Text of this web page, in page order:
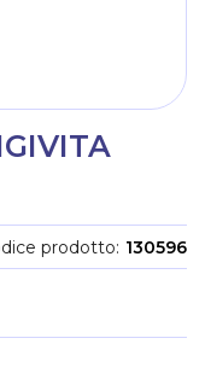
prodotto 130596